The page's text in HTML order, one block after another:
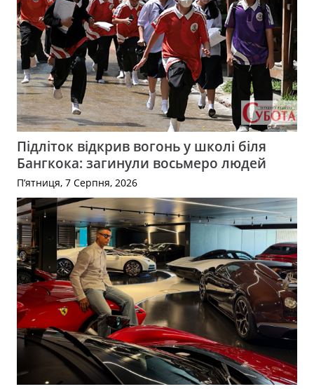
Підліток відкрив вогонь у школі біля
Бангкока: загинули восьмеро людей
П’ятниця, 7 Серпня, 2026